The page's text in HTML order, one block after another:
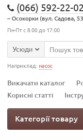
(066) 592-22-02
– Осокорки (вул. Садова,
Пн-Пт с 8:00 до 17:00
Усюди
Наприклад: насос
Викачати каталог
Корисні статті
Категорії товару